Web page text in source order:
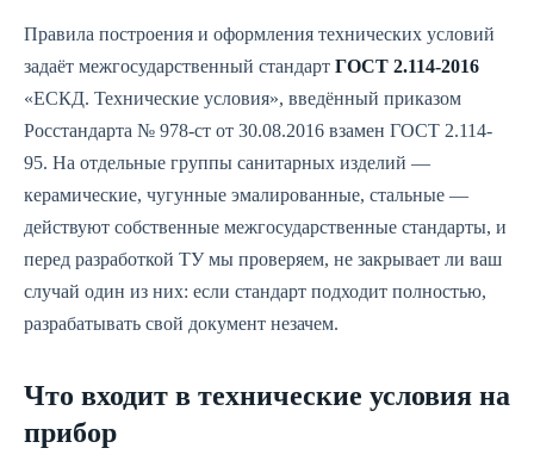
Правила построения и оформления технических условий
задаёт межгосударственный стандарт ГОСТ 2.114-2016
«ЕСКД. Технические условия», введённый приказом
Росстандарта № 978-ст от 30.08.2016 взамен ГОСТ 2.114-
95. На отдельные группы санитарных изделий —
керамические, чугунные эмалированные, стальные —
действуют собственные межгосударственные стандарты, и
перед разработкой ТУ мы проверяем, не закрывает ли ваш
случай один из них: если стандарт подходит полностью,
разрабатывать свой документ незачем.
Что входит в технические условия на
прибор